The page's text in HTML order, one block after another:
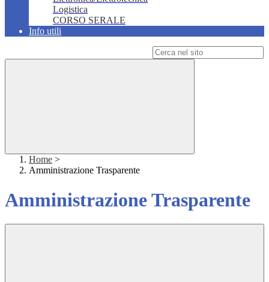
Logistica
CORSO SERALE
Info utili
Home >
Amministrazione Trasparente
Amministrazione Trasparente